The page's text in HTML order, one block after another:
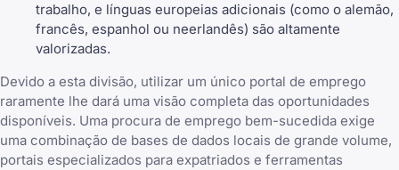
trabalho, e línguas europeias adicionais (como o alemão,
francês, espanhol ou neerlandês) são altamente
valorizadas.
Devido a esta divisão, utilizar um único portal de emprego
raramente lhe dará uma visão completa das oportunidades
disponíveis. Uma procura de emprego bem-sucedida exige
uma combinação de bases de dados locais de grande volume,
portais especializados para expatriados e ferramentas